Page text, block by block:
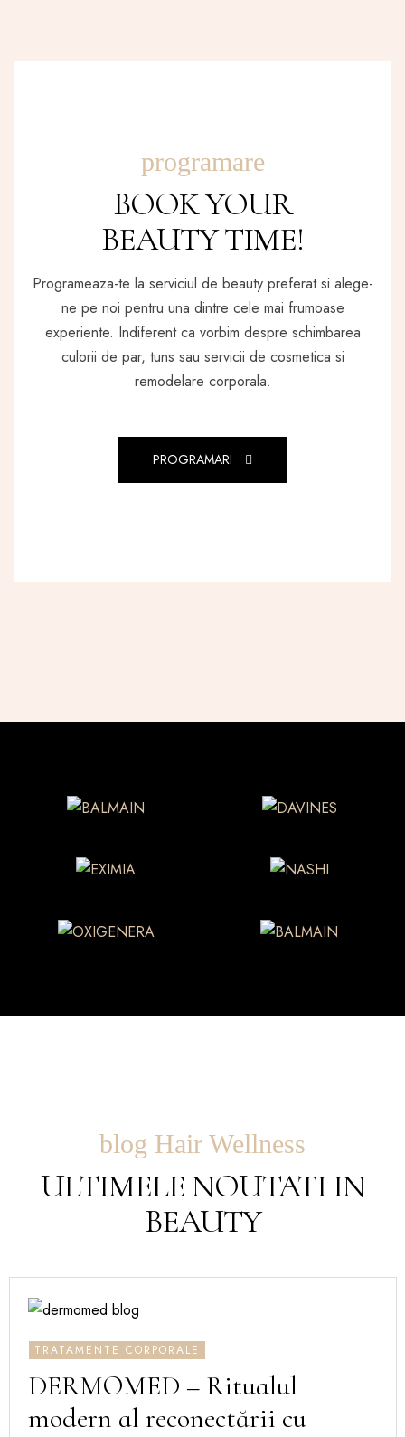
programare
BOOK YOUR
BEAUTY TIME!
Programeaza-te la serviciul de beauty preferat si alege-
ne pe noi pentru una dintre cele mai frumoase
experiente. Indiferent ca vorbim despre schimbarea
culorii de par, tuns sau servicii de cosmetica si
remodelare corporala.
PROGRAMARI
blog Hair Wellness
ULTIMELE NOUTATI IN
BEAUTY
TRATAMENTE CORPORALE
DERMOMED – Ritualul
modern al reconectării cu